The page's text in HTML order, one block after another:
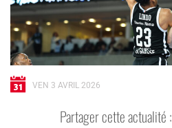
VEN 3 AVRIL 2026
Partager cette actualité :